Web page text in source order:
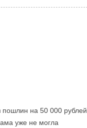
пошлин на 50 000 рублей.
уже не могла